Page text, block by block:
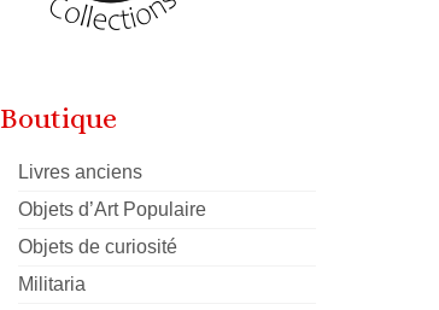
Boutique
Livres anciens
Objets d’Art Populaire
Objets de curiosité
Militaria